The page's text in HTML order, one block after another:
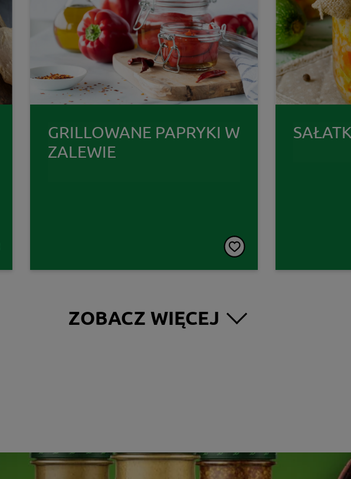
GRILLOWANE PAPRYKI W
ZALEWIE
ZOBACZ WIĘCEJ